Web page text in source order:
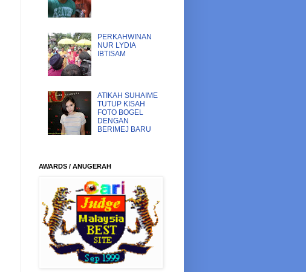
PERKAHWINAN
NUR LYDIA
IBTISAM
ATIKAH SUHAIME
TUTUP KISAH
FOTO BOGEL
DENGAN
BERIMEJ BARU
AWARDS / ANUGERAH